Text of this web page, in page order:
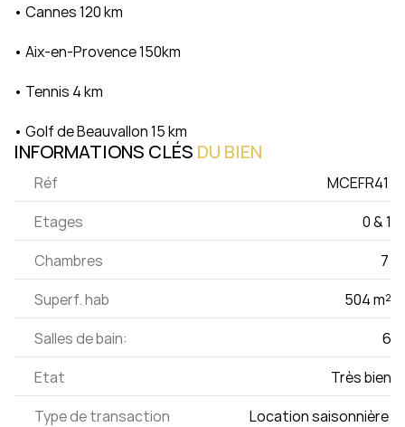
• Cannes 120 km
• Aix-en-Provence 150km
• Tennis 4 km
• Golf de Beauvallon 15 km
INFORMATIONS CLÉS DU BIEN
Réf
MCEFR41
Etages
0 & 1
Chambres
7
Superf. hab
504 m²
Salles de bain:
6
Etat
Très bien
Type de transaction
Location saisonnière